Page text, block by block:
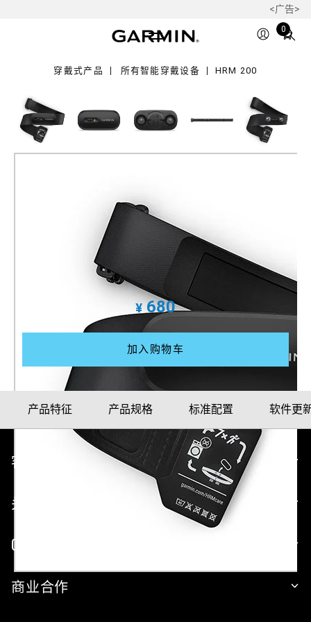
<广告>
0
Total
穿戴式产品 所有智能穿戴设备 HRM 200
HRM 200
心率传感器
产品料号 010-13388-10
¥ 680
加入购物车
产品特征 产品规格 标准配置 软件更
客户服务
关于 GARMIN
GARMIN 网站
商业合作